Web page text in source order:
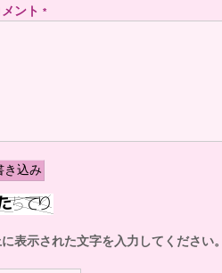
メント*
に表示された文字を入力してください